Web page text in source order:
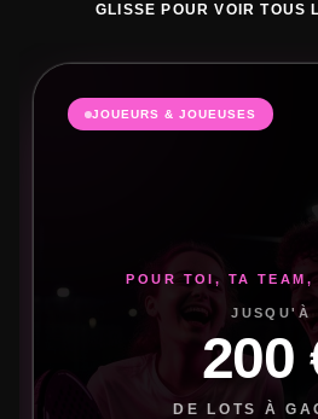
GLISSE POUR VOIR TOUS
JOUEURS & JOUEUSES
POUR TOI, TA TEAM,
JUSQU'À
200
DE LOTS À